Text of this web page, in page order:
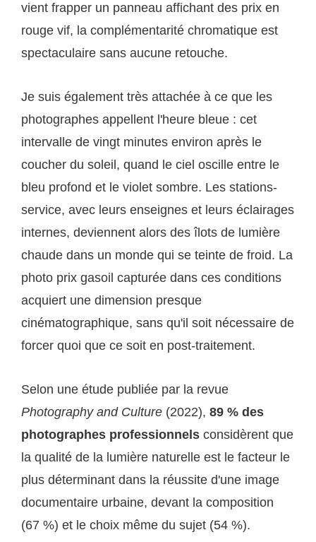
vient frapper un panneau affichant des prix en
rouge vif, la complémentarité chromatique est
spectaculaire sans aucune retouche.
Je suis également très attachée à ce que les
photographes appellent l'heure bleue : cet
intervalle de vingt minutes environ après le
coucher du soleil, quand le ciel oscille entre le
bleu profond et le violet sombre. Les stations-
service, avec leurs enseignes et leurs éclairages
internes, deviennent alors des îlots de lumière
chaude dans un monde qui se teinte de froid. La
photo prix gasoil capturée dans ces conditions
acquiert une dimension presque
cinématographique, sans qu'il soit nécessaire de
forcer quoi que ce soit en post-traitement.
Selon une étude publiée par la revue
Photography and Culture (2022), 89 % des
photographes professionnels considèrent que
la qualité de la lumière naturelle est le facteur le
plus déterminant dans la réussite d'une image
documentaire urbaine, devant la composition
(67 %) et le choix même du sujet (54 %).